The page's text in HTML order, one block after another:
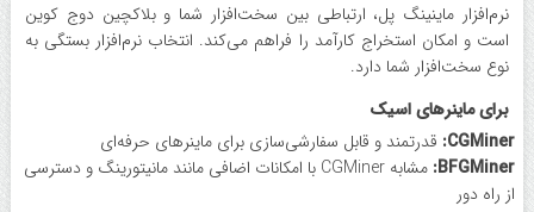
نرم‌افزار ماینینگ پل، ارتباطی بین سخت‌افزار شما و بلاکچین دوج ‌کوین
است و امکان استخراج کارآمد را فراهم می‌کند. انتخاب نرم‌افزار بستگی به
نوع سخت‌افزار شما دارد.
برای ماینرهای اسیک
CGMiner: قدرتمند و قابل سفارشی‌سازی برای ماینرهای حرفه‌ای
BFGMiner:
مشابه CGMiner با امکانات اضافی مانند مانیتورینگ و دسترسی
از راه دور